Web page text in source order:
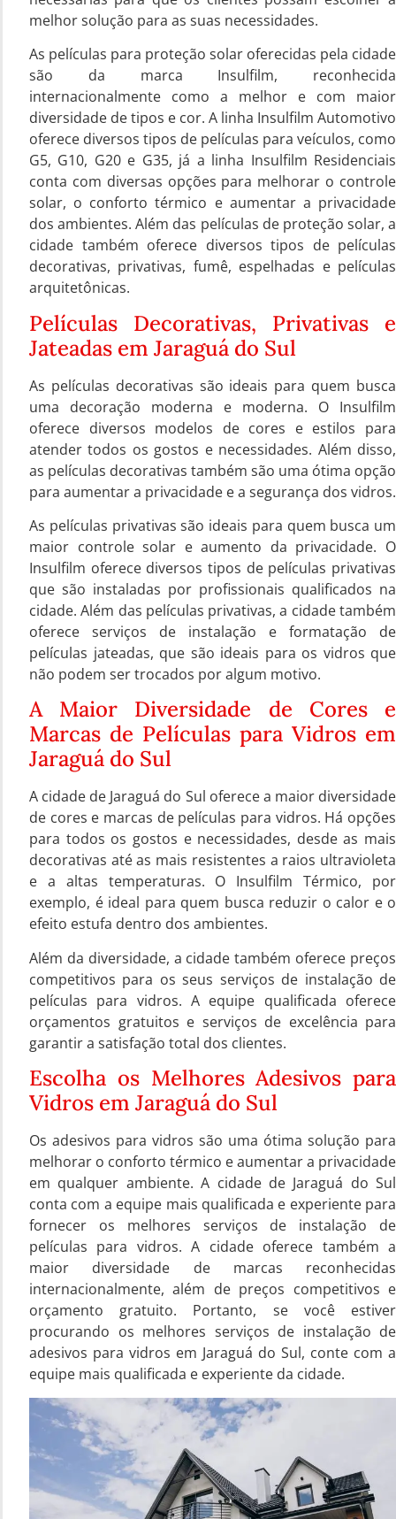
melhor solução para as suas necessidades.
As películas para proteção solar oferecidas pela cidade
são da marca Insulfilm, reconhecida
internacionalmente como a melhor e com maior
diversidade de tipos e cor. A linha Insulfilm Automotivo
oferece diversos tipos de películas para veículos, como
G5, G10, G20 e G35, já a linha Insulfilm Residenciais
conta com diversas opções para melhorar o controle
solar, o conforto térmico e aumentar a privacidade
dos ambientes. Além das películas de proteção solar, a
cidade também oferece diversos tipos de películas
decorativas, privativas, fumê, espelhadas e películas
arquitetônicas.
Películas Decorativas, Privativas e
Jateadas em Jaraguá do Sul
As películas decorativas são ideais para quem busca
uma decoração moderna e moderna. O Insulfilm
oferece diversos modelos de cores e estilos para
atender todos os gostos e necessidades. Além disso,
as películas decorativas também são uma ótima opção
para aumentar a privacidade e a segurança dos vidros.
As películas privativas são ideais para quem busca um
maior controle solar e aumento da privacidade. O
Insulfilm oferece diversos tipos de películas privativas
que são instaladas por profissionais qualificados na
cidade. Além das películas privativas, a cidade também
oferece serviços de instalação e formatação de
películas jateadas, que são ideais para os vidros que
não podem ser trocados por algum motivo.
A Maior Diversidade de Cores e
Marcas de Películas para Vidros em
Jaraguá do Sul
A cidade de Jaraguá do Sul oferece a maior diversidade
de cores e marcas de películas para vidros. Há opções
para todos os gostos e necessidades, desde as mais
decorativas até as mais resistentes a raios ultravioleta
e a altas temperaturas. O Insulfilm Térmico, por
exemplo, é ideal para quem busca reduzir o calor e o
efeito estufa dentro dos ambientes.
Além da diversidade, a cidade também oferece preços
competitivos para os seus serviços de instalação de
películas para vidros. A equipe qualificada oferece
orçamentos gratuitos e serviços de excelência para
garantir a satisfação total dos clientes.
Escolha os Melhores Adesivos para
Vidros em Jaraguá do Sul
Os adesivos para vidros são uma ótima solução para
melhorar o conforto térmico e aumentar a privacidade
em qualquer ambiente. A cidade de Jaraguá do Sul
conta com a equipe mais qualificada e experiente para
fornecer os melhores serviços de instalação de
películas para vidros. A cidade oferece também a
maior diversidade de marcas reconhecidas
internacionalmente, além de preços competitivos e
orçamento gratuito. Portanto, se você estiver
procurando os melhores serviços de instalação de
adesivos para vidros em Jaraguá do Sul, conte com a
equipe mais qualificada e experiente da cidade.